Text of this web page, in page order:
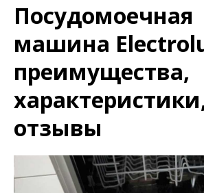
Посудомоечная
машина
преимущества,
отзывы